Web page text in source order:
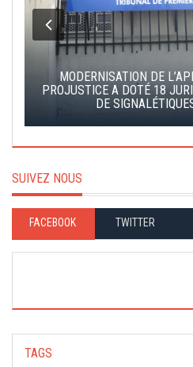
MODERNISATION DE
PROJUSTICE A DOTÉ 18
DE
SUIVEZ NOUS
FACEBOOK TWITTER
TAGS